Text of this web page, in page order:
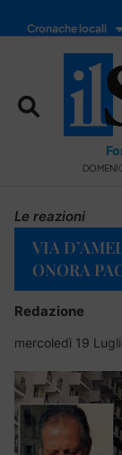
Cronache locali
Le reazioni
VIA
ONORA
Redazione
mercoledì 19